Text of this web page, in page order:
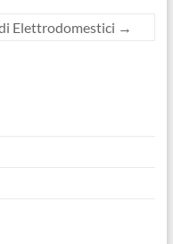
Elettrodomestici →